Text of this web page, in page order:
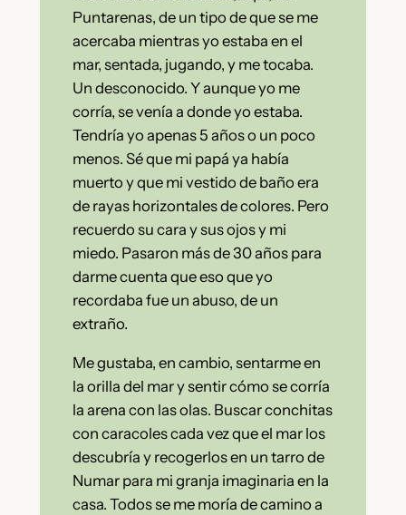
Puntarenas, de un tipo de que se me
acercaba mientras yo estaba en el
mar, sentada, jugando, y me tocaba.
Un desconocido. Y aunque yo me
corría, se venía a donde yo estaba.
Tendría yo apenas 5 años o un poco
menos. Sé que mi papá ya había
muerto y que mi vestido de baño era
de rayas horizontales de colores. Pero
recuerdo su cara y sus ojos y mi
miedo. Pasaron más de 30 años para
darme cuenta que eso que yo
recordaba fue un abuso, de un
extraño.
Me gustaba, en cambio, sentarme en
la orilla del mar y sentir cómo se corría
la arena con las olas. Buscar conchitas
con caracoles cada vez que el mar los
descubría y recogerlos en un tarro de
Numar para mi granja imaginaria en la
casa. Todos se me moría de camino a